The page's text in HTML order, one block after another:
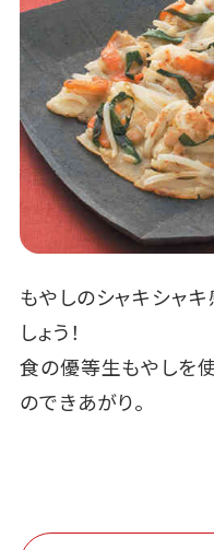
もやしのシャキシャ
しょう！
食の優等生もやしを
のできあがり。